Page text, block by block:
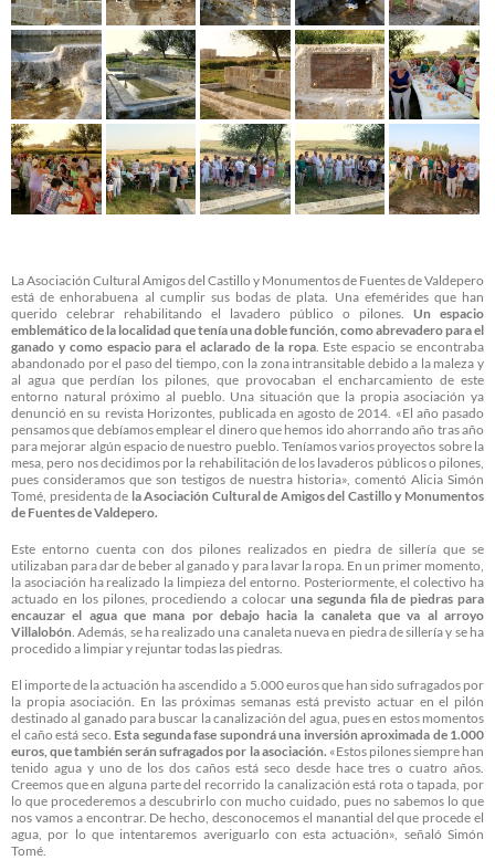
La Asociación Cultural Amigos del Castillo y Monumentos de Fuentes de Valdepero
está de enhorabuena al cumplir sus bodas de plata. Una efemérides que han
querido celebrar rehabilitando el lavadero público o pilones. Un espacio
emblemático de la localidad que tenía una doble función, como abrevadero para el
ganado y como espacio para el aclarado de la ropa. Este espacio se encontraba
abandonado por el paso del tiempo, con la zona intransitable debido a la maleza y
al agua que perdían los pilones, que provocaban el encharcamiento de este
entorno natural próximo al pueblo. Una situación que la propia asociación ya
denunció en su revista Horizontes, publicada en agosto de 2014. «El año pasado
pensamos que debíamos emplear el dinero que hemos ido ahorrando año tras año
para mejorar algún espacio de nuestro pueblo. Teníamos varios proyectos sobre la
mesa, pero nos decidimos por la rehabilitación de los lavaderos públicos o pilones,
pues consideramos que son testigos de nuestra historia», comentó Alicia Simón
Tomé, presidenta de la Asociación Cultural de Amigos del Castillo y Monumentos
de Fuentes de Valdepero.
Este entorno cuenta con dos pilones realizados en piedra de sillería que se
utilizaban para dar de beber al ganado y para lavar la ropa. En un primer momento,
la asociación ha realizado la limpieza del entorno. Posteriormente, el colectivo ha
actuado en los pilones, procediendo a colocar una segunda fila de piedras para
encauzar el agua que mana por debajo hacia la canaleta que va al arroyo
Villalobón . Además, se ha realizado una canaleta nueva en piedra de sillería y se ha
procedido a limpiar y rejuntar todas las piedras.
El importe de la actuación ha ascendido a 5.000 euros que han sido sufragados por
la propia asociación. En las próximas semanas está previsto actuar en el pilón
destinado al ganado para buscar la canalización del agua, pues en estos momentos
el caño está seco. Esta segunda fase supondrá una inversión aproximada de 1.000
euros, que también serán sufragados por la asociación. «Estos pilones siempre han
tenido agua y uno de los dos caños está seco desde hace tres o cuatro años.
Creemos que en alguna parte del recorrido la canalización está rota o tapada, por
lo que procederemos a descubrirlo con mucho cuidado, pues no sabemos lo que
nos vamos a encontrar. De hecho, desconocemos el manantial del que procede el
agua, por lo que intentaremos averiguarlo con esta actuación», señaló Simón
Tomé.